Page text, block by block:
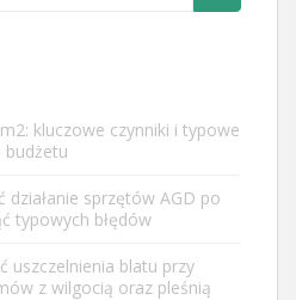
kluczowe czynniki i typowe
budżetu
działanie sprzętów AGD po
typowych błędów
uszczelnienia blatu przy
z wilgocią oraz pleśnią